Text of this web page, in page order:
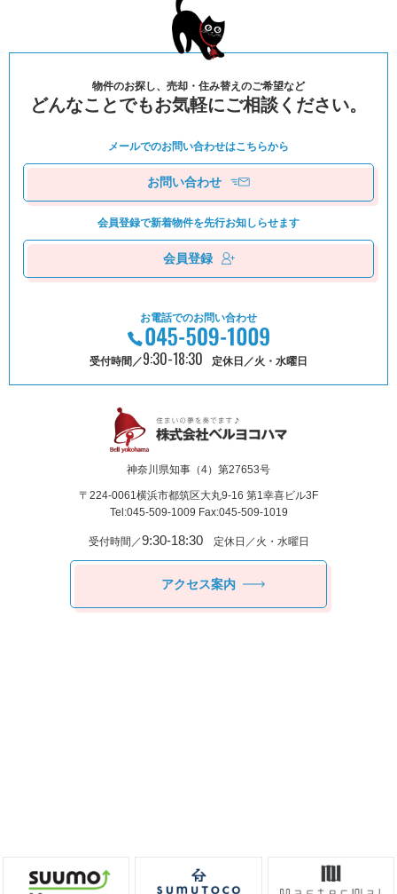
物件のお探し、売却・住み替えのご希望など
どんなことでもお気軽にご相談ください。
メールでのお問い合わせはこちらから
お問い合わせ
会員登録で新着物件を先⾏お知しらせます
会員登録
お電話でのお問い合わせ
受付時間／9:30-18:30 定休日／火・水曜日
神奈川県知事（4）第27653号
〒224-0061横浜市都筑区⼤丸9-16 第1幸喜ビル3F
Tel:045-509-1009 Fax:045-509-1019
受付時間／9:30-18:30定休日／火・水曜日
アクセス案内